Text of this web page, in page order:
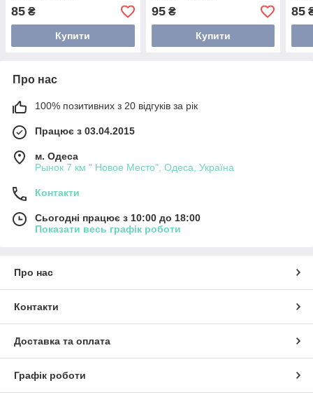
85 ₴
Купити
95₴
Купити
85
Про нас
100% позитивних з 20 відгуків за рік
Працює з 03.04.2015
м. Одеса
Рынок 7 км " Новое Место", Одеса, Україна
Контакти
Сьогодні працює з 10:00 до 18:00
Показати весь графік роботи
Про нас
Контакти
Доставка та оплата
Графік роботи